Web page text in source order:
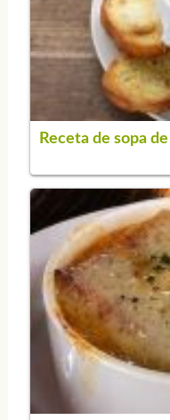
Receta de sopa